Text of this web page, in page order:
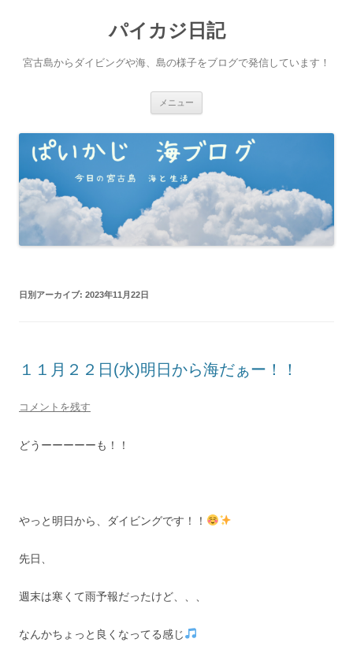
パイカジ日記
宮古島からダイビングや海、島の様子をブログで発信しています！
メニュー
ツ
へ
ス
キ
ッ
プ
日別アーカイブ: 2023年11月22日
１１月２２日(水)明日から海だぁー！！
コメントを残す
どうーーーーーも！！
やっと明日から、ダイビングです！！
先日、
週末は寒くて雨予報だったけど、、、
なんかちょっと良くなってる感じ